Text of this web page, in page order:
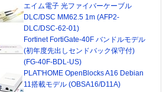
エイム電子 光ファイバーケーブル
DLC/DSC MM62.5 1m (AFP2-
DLC/DSC-62-01)
Fortinet FortiGate-40F バンドルモデル
(初年度先出しセンドバック保守付)
(FG-40F-BDL-US)
PLAT'HOME OpenBlocks A16 Debian
11搭載モデル (OBSA16/D11A)